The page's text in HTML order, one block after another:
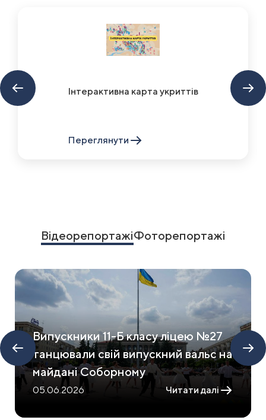
Інтерактивна карта укриттів
Переглянути
ВідеорепортажіФоторепортажі
Випускники 11-Б класу ліцею №27
танцювали свій випускний вальс на
майдані Соборному
05.06.2026 Читати далі